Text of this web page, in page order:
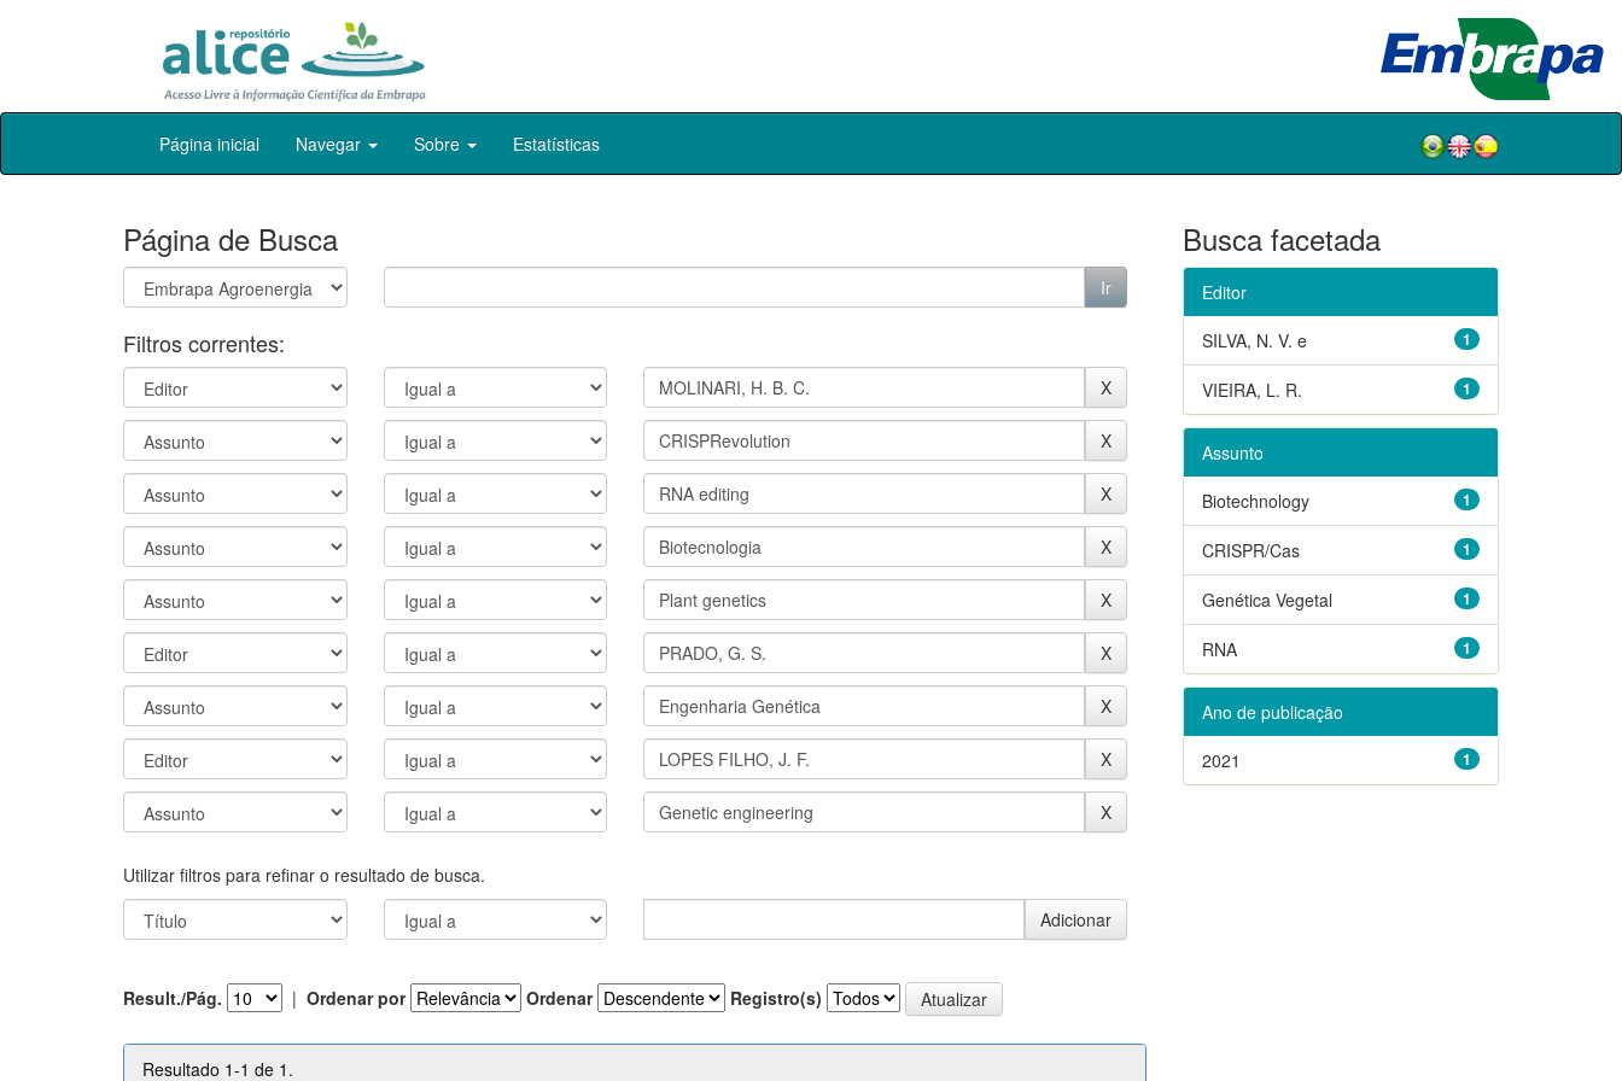
Skip
Página inicial Navegar Sobre Estatísticas
Página de Busca
Filtros correntes:
Utilizar filtros para refinar o resultado de busca.
Result./Pág. | Ordenar por Ordenar Registro(s)
Resultado 1-1 de 1.
Busca facetada
Editor
1
SILVA, N. V. e
1
VIEIRA, L. R.
Assunto
1
Biotechnology
1
CRISPR/Cas
1
Genética Vegetal
1
RNA
Ano de publicação
1
2021